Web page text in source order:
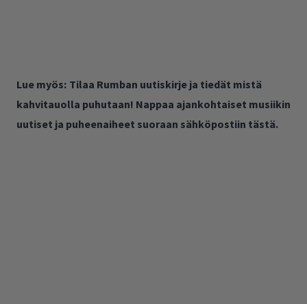
Lue myös: Tilaa Rumban uutiskirje ja tiedät mistä
kahvitauolla puhutaan! Nappaa ajankohtaiset musiikin
uutiset ja puheenaiheet suoraan sähköpostiin tästä.